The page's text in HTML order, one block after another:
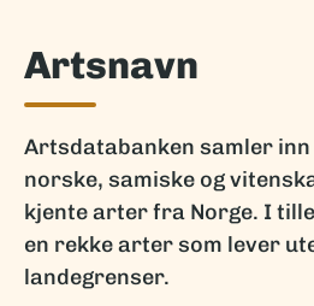
Artsnavn
Artsdatabanken samler
norske, samiske og
kjente arter fra Norge. I
en rekke arter som lever
landegrenser.